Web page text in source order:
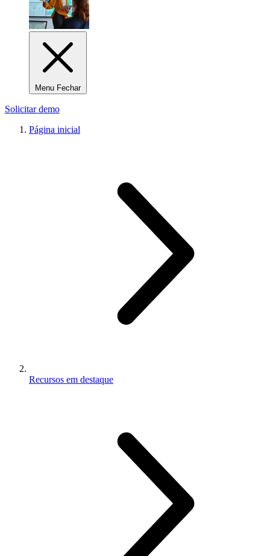
Menu Fechar
Solicitar demo
Página inicial
Recursos em destaque